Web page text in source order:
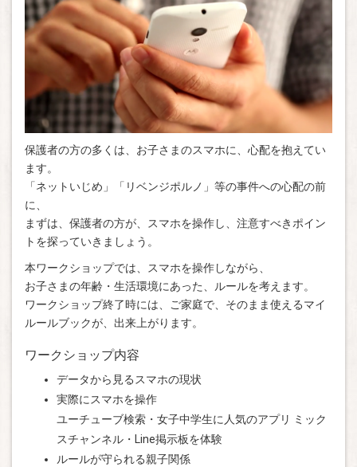
保護者の方の多くは、お子さまのスマホに、心配を抱えてい
ます。
「ネットいじめ」「リベンジポルノ」等の事件への心配の前
に、
まずは、保護者の方が、スマホを操作し、注意すべきポイン
トを探っていきましょう。
本ワークショップでは、スマホを操作しながら、
お子さまの年齢・生活環境にあった、ルールを考えます。
ワークショップ終了時には、ご家庭で、そのまま使えるマイ
ルールブックが、出来上がります。
ワークショップ内容
データから見るスマホの現状
実際にスマホを操作
ユーチューブ検索・女子中学生に人気のアプリ ミック
スチャンネル・Line掲示板を体験
ルールが守られる親子関係